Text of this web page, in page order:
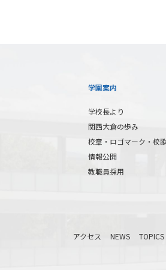
学園案内
学校長より
関西大倉の歩み
校章・ロゴマーク・校
情報公開
教職員採用
アクセス NEWS TOPICS